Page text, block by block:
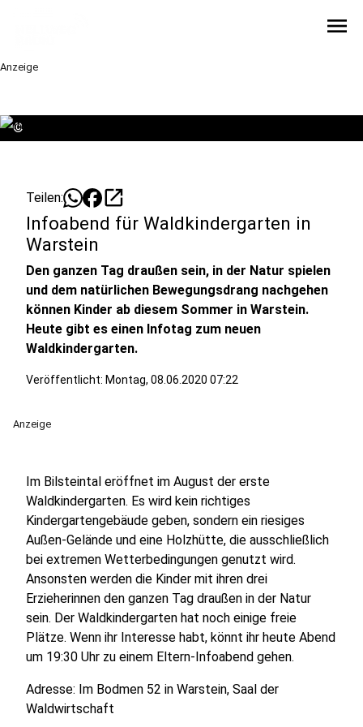
menu
Anzeige
©
Teilen: open_in_new
Infoabend für Waldkindergarten in
Warstein
Den ganzen Tag draußen sein, in der Natur spielen
und dem natürlichen Bewegungsdrang nachgehen
können Kinder ab diesem Sommer in Warstein.
Heute gibt es einen Infotag zum neuen
Waldkindergarten.
Veröffentlicht: Montag, 08.06.2020 07:22
Anzeige
Im Bilsteintal eröffnet im August der erste
Waldkindergarten. Es wird kein richtiges
Kindergartengebäude geben, sondern ein riesiges
Außen-Gelände und eine Holzhütte, die ausschließlich
bei extremen Wetterbedingungen genutzt wird.
Ansonsten werden die Kinder mit ihren drei
Erzieherinnen den ganzen Tag draußen in der Natur
sein. Der Waldkindergarten hat noch einige freie
Plätze. Wenn ihr Interesse habt, könnt ihr heute Abend
um 19:30 Uhr zu einem Eltern-Infoabend gehen.
Adresse: Im Bodmen 52 in Warstein, Saal der
Waldwirtschaft